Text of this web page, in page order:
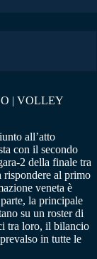
| VOLLEY
all’atto
con il secondo
2 della finale tra
rispondere al primo
veneta è
la principale
su un roster di
tra loro, il bilancio
in tutte le